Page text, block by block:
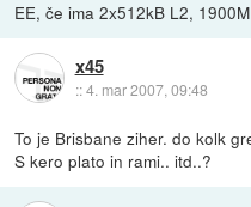
EE, če ima 2x512kB L2,
x45
::4. mar 2007, 09:48
To je Brisbane ziher. do kolk
S kero plato in rami.. itd..?